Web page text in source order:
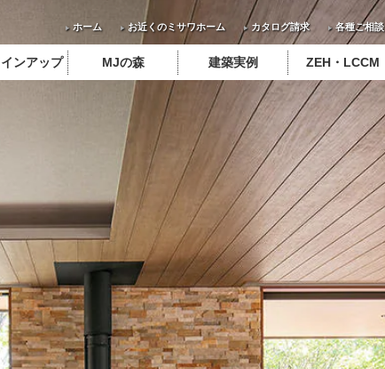
ホーム お近くのミサワホーム カタログ請求 各種ご相談
ンアップ MJの森 建築実例 ZEH・LCCM